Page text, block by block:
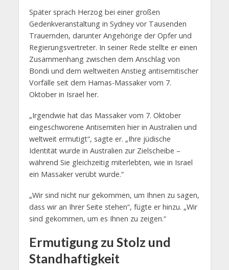
Später sprach Herzog bei einer großen
Gedenkveranstaltung in Sydney vor Tausenden
Trauernden, darunter Angehörige der Opfer und
Regierungsvertreter. In seiner Rede stellte er einen
Zusammenhang zwischen dem Anschlag von
Bondi und dem weltweiten Anstieg antisemitischer
Vorfälle seit dem Hamas-Massaker vom 7.
Oktober in Israel her.
„Irgendwie hat das Massaker vom 7. Oktober
eingeschworene Antisemiten hier in Australien und
weltweit ermutigt“, sagte er. „Ihre jüdische
Identität wurde in Australien zur Zielscheibe –
während Sie gleichzeitig miterlebten, wie in Israel
ein Massaker verübt wurde.“
„Wir sind nicht nur gekommen, um Ihnen zu sagen,
dass wir an Ihrer Seite stehen“, fügte er hinzu. „Wir
sind gekommen, um es Ihnen zu zeigen.“
Ermutigung zu Stolz und
Standhaftigkeit